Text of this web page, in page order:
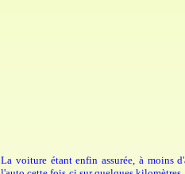
La voiture étant enfin assurée, à moins